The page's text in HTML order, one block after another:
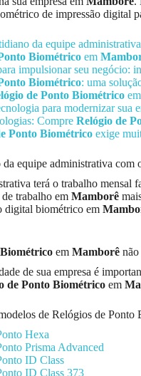
de impressão digital
da equipe
Biométrico em
impulsionar seu negócio:
Biométrico: uma
de Ponto Biométrico em
para modernizar sua
Compre Relógio de
Ponto Biométrico exige
equipe administrativa com
terá o trabalho mensal
trabalho em Mamborê
digital biométrico em
em Mamborê
de sua empresa é
de Ponto Biométrico em
de Relógios de
Hexa
Prisma Advanced
ID Class
ID Class 373